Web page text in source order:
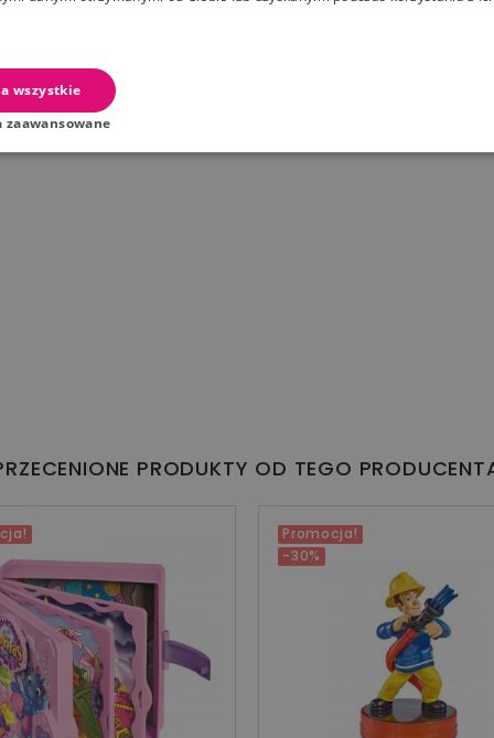
PRODUKTY OD TEGO
Promocja!
-30%
wszystkie